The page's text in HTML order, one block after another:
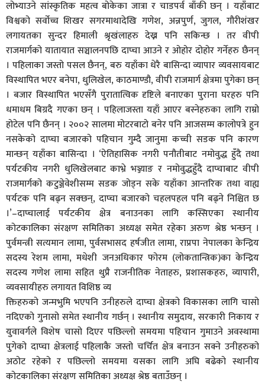
लोभ्याउने सांस्कृतिक महत्व बोकेका जात्रा र चाडपर्व बाँकी छन् । यहाँबाट
विश्वको सर्वोच्च शिखर सगरमाथादेखि गणेश, अन्नपुर्ण, जुगल, गौरीशंखर
लगायतका सुन्दर हिमाली श्रृखंलाहरु देख्न पनि सकिन्छ । तर वीपी
राजमार्गको यातायात सञ्चालनपछि दाप्चा आउने र ओहोर दोहोर गर्नेहरु छैनन्
। पहिलाका जस्तो पसल छैनन्, बरु यहाँका धेरै बासिन्दा व्यापार व्यवसायबाट
विस्थापित भएर बनेपा, धुलिखेल, काठमाण्डौ, वीपी राजमार्ग क्षेत्रमा पुगेका छन्
। बजार विस्थापित भएसँगै पुरातात्विक दृष्टिले बनाएका पुराना घरहरु पनि
धमाधम बिग्रदै गएका छन् । पहिलाजस्ता यहाँ आएर बस्नेहरुका लागि राम्रो
होटेल पनि छैनन् । २००२ सालमा मोटरबाटो बनेर पनि आजसम्म कालोपत्रे हुन
नसकेको दाप्चा बजारको पहिचान गुम्दै जानुमा कच्ची सडक पनि कारण
मान्छन् यहाँका बासिन्दा । ‘ऐतिहासिक नगरी पनौतीबाट नमोवुद्ध हुँदै तथा
पर्यटकीय नगरी धुलिखेलबाट काभ्रे भञ्ज्याङ र नमोवुद्धहुँदै दाप्चाबाट वीपी
राजमार्गको कटुञ्जेवेशीसम्म सडक जोड्न सके यहाँका आन्तरिक तथा वाह्य
पर्यटक पनि बढ्न सक्छन्, दाप्चा बजारको चहलपहल पनि बढ्ने निश्चित छ
।’–दाप्चालाई पर्यटकीय क्षेत्र बनाउनका लागि कस्सिएका स्थानीय
कोटकालिका संरक्षण समितिका अध्यक्ष समेत रहेका अरुण श्रेष्ठ भन्छन् ।
पुर्वमन्त्री सत्यमान लामा, पुर्वसभासद हर्षजीत लामा, राप्रपा नेपालका केन्द्रिय
सदस्य रेशम लामा, मधेशी जनअधिकार फोरम (लोकतान्त्रिक)का केन्द्रिय
सदस्य गणेश लामा सहित थुप्रै राजनीतिक नेताहरु, प्रशासकहरु, व्यापारी,
व्यवसायीहरु लगायत विशिष्ठ व्य
क्तिहरुको जन्मभुमि भएपनि उनीहरुले दाप्चा क्षेत्रको विकासका लागि चासो
नदिएको गुनासो समेत स्थानीय गर्छन् । स्थानीय समुदाय, सरकारी निकाय र
युवावर्गले विशेष चासो दिएर पछिल्लो समयमा पहिचान गुमाउने अवस्थामा
पुगेको दाप्चा क्षेत्रलाई पहिलाकै जस्तो चर्चित क्षेत्र बनाउन सक्ने उनीहरुको
अठोट रहेको र पछिल्लो समयमा यसका लागि अघि बढेको स्थानीय
कोटकालिका संरक्षण समितिका अध्यक्ष श्रेष्ठ बताउँछन् ।